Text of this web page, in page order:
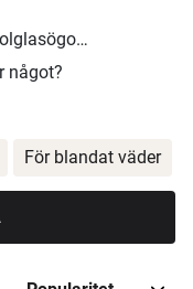
ska ha?
något?
För blandat väder